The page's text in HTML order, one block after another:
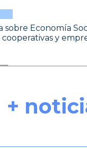
sobre Economía
cooperativas y
+